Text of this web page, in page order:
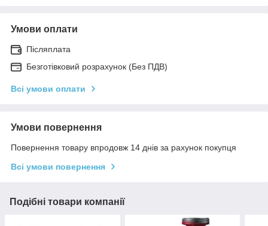
Умови оплати
Післяплата
Безготівковий розрахунок (Без ПДВ)
Всі умови оплати
Умови повернення
Повернення товару впродовж 14 днів за рахунок покупця
Всі умови повернення
Подібні товари компанії